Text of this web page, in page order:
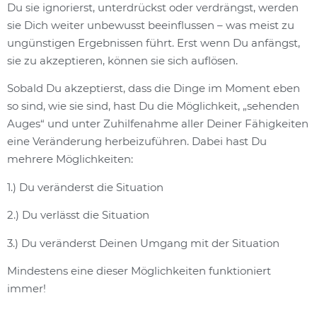
Du sie ignorierst, unterdrückst oder verdrängst, werden
sie Dich weiter unbewusst beeinflussen – was meist zu
ungünstigen Ergebnissen führt. Erst wenn Du anfängst,
sie zu akzeptieren, können sie sich auflösen.
Sobald Du akzeptierst, dass die Dinge im Moment eben
so sind, wie sie sind, hast Du die Möglichkeit, „sehenden
Auges“ und unter Zuhilfenahme aller Deiner Fähigkeiten
eine Veränderung herbeizuführen. Dabei hast Du
mehrere Möglichkeiten:
1.) Du veränderst die Situation
2.) Du verlässt die Situation
3.) Du veränderst Deinen Umgang mit der Situation
Mindestens eine dieser Möglichkeiten funktioniert
immer!